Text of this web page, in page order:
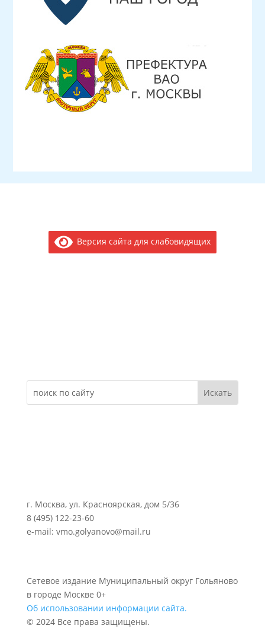
Версия сайта для слабовидящих
г. Москва, ул. Красноярская, дом 5/36
8 (495) 122-23-60
e-mail: vmo.golyanovo@mail.ru
Сетевое издание Муниципальный округ Гольяново
в городе Москве 0+
Об использовании информации сайта.
© 2024 Все права защищены.